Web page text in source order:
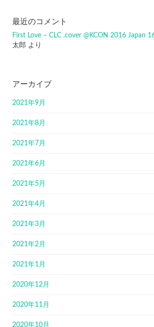
最近のコメント
First Love – CLC .cover @KCON 2016 Japan
太郎 より
アーカイブ
2021年9月
2021年8月
2021年7月
2021年6月
2021年5月
2021年4月
2021年3月
2021年2月
2021年1月
2020年12月
2020年11月
2020年10月